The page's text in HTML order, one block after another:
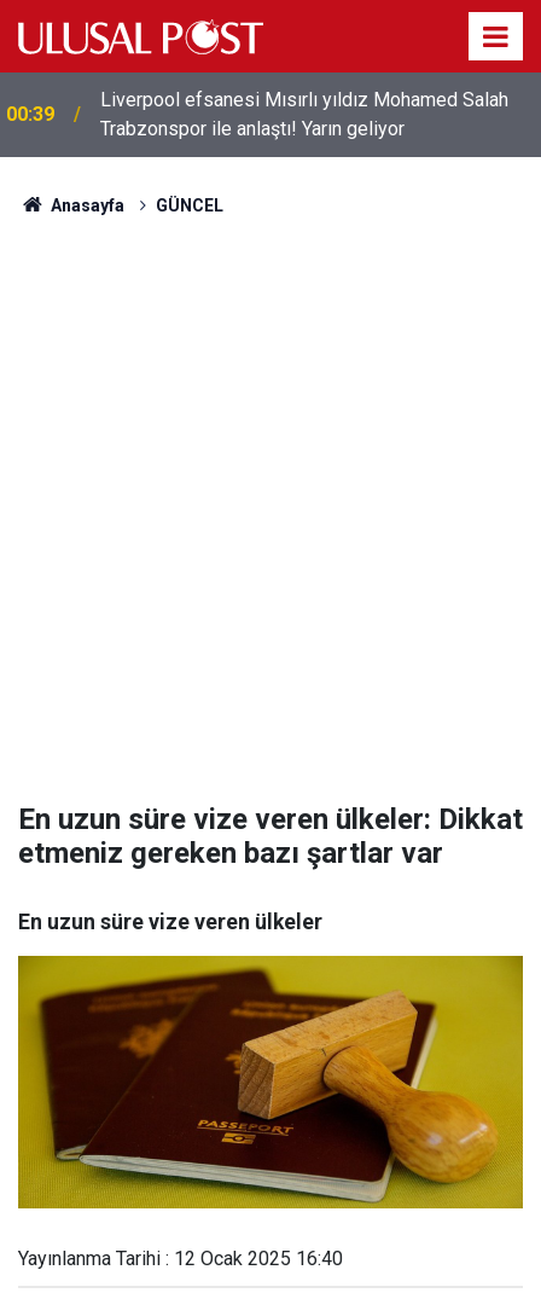
00:39
Liverpool efsanesi Mısırlı yıldız Mohamed Salah
Trabzonspor ile anlaştı! Yarın geliyor
Anasayfa GÜNCEL
En uzun süre vize veren ülkeler: Dikkat
etmeniz gereken bazı şartlar var
En uzun süre vize veren ülkeler
Yayınlanma Tarihi : 12 Ocak 2025 16:40